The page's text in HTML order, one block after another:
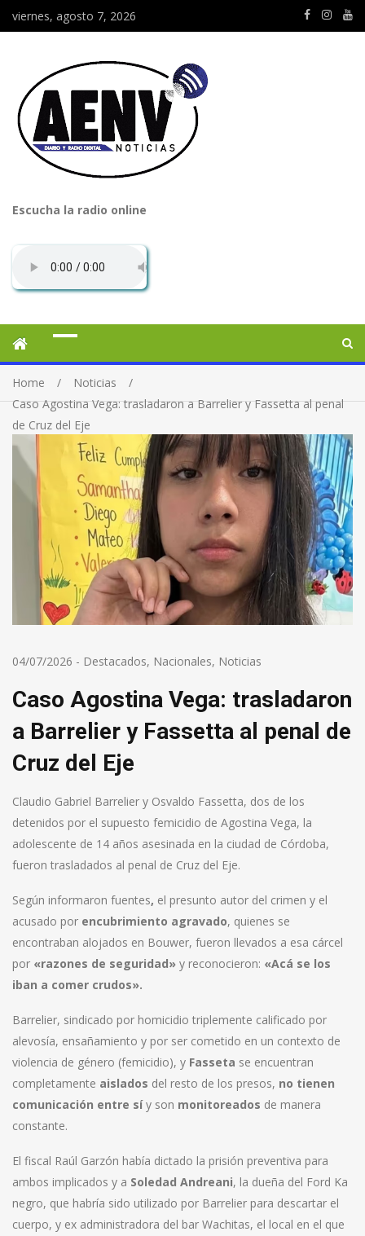
viernes, agosto 7, 2026
Escucha la radio online
Home
Noticias
Caso Agostina Vega: trasladaron a Barrelier y Fassetta al penal
de Cruz del Eje
04/07/2026 - Destacados, Nacionales, Noticias
Caso Agostina Vega: trasladaron
a Barrelier y Fassetta al penal de
Cruz del Eje
Claudio Gabriel Barrelier y Osvaldo Fassetta, dos de los
detenidos por el supuesto femicidio de Agostina Vega, la
adolescente de 14 años asesinada en la ciudad de Córdoba,
fueron trasladados al penal de Cruz del Eje.
Según informaron fuentes, el presunto autor del crimen y el
acusado por encubrimiento agravado, quienes se
encontraban alojados en Bouwer, fueron llevados a esa cárcel
por «razones de seguridad» y reconocieron: «Acá se los
iban a comer crudos».
Barrelier, sindicado por homicidio triplemente calificado por
alevosía, ensañamiento y por ser cometido en un contexto de
violencia de género (femicidio), y Fasseta se encuentran
completamente aislados del resto de los presos, no tienen
comunicación entre síy son monitoreados de manera
constante.
El fiscal Raúl Garzón había dictado la prisión preventiva para
ambos implicados y a Soledad Andreani, la dueña del Ford Ka
negro, que habría sido utilizado por Barrelier para descartar el
cuerpo, y ex administradora del bar Wachitas, el local en el que